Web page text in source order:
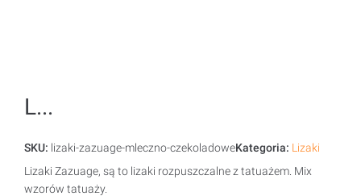
L...
SKU: lizaki-zazuage-mleczno-czekoladoweKategoria: Lizaki
Lizaki Zazuage, są to lizaki rozpuszczalne z tatuażem. Mix
wzorów tatuaży.